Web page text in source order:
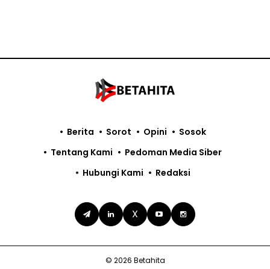
X
Berita Sorot Opini
Sosok
Tentang Kami
Pedoman Media Siber
Hubungi Kami
Redaksi
© 2026 Betahita